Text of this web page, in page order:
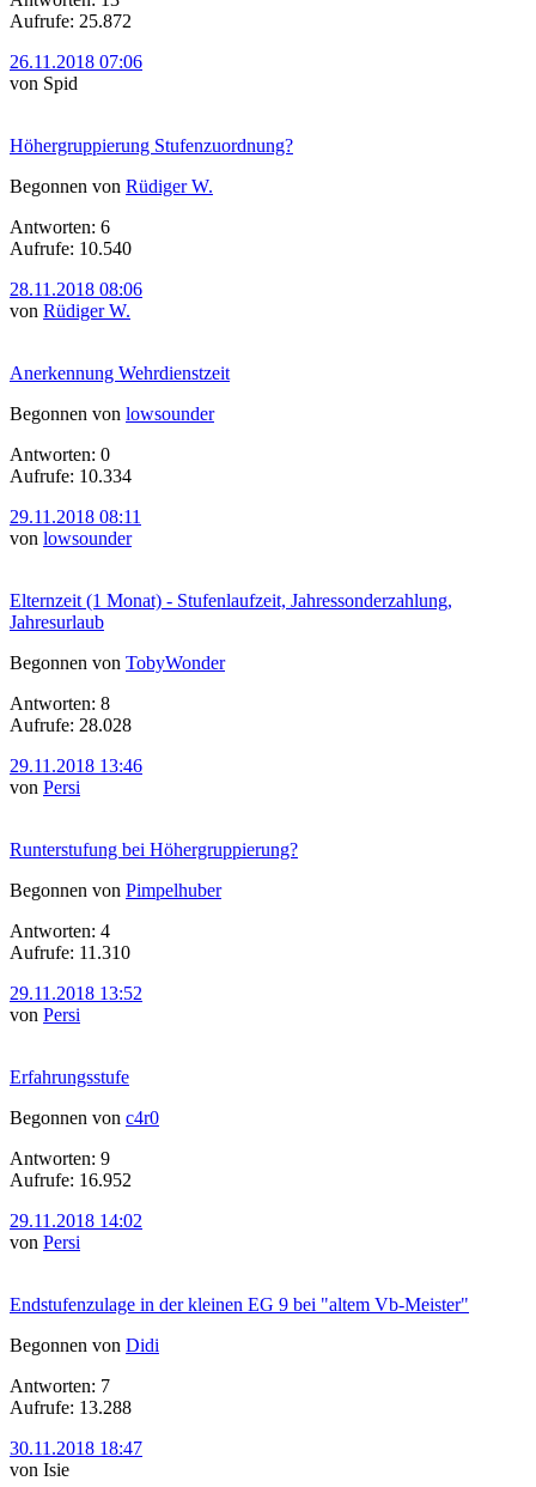
Aufrufe: 25.872
26.11.2018 07:06
von Spid
Höhergruppierung Stufenzuordnung?
Begonnen von Rüdiger W.
Antworten: 6
Aufrufe: 10.540
28.11.2018 08:06
von Rüdiger W.
Anerkennung Wehrdienstzeit
Begonnen von lowsounder
Antworten: 0
Aufrufe: 10.334
29.11.2018 08:11
von lowsounder
Elternzeit (1 Monat) - Stufenlaufzeit, Jahressonderzahlung,
Jahresurlaub
Begonnen von TobyWonder
Antworten: 8
Aufrufe: 28.028
29.11.2018 13:46
von Persi
Runterstufung bei Höhergruppierung?
Begonnen von Pimpelhuber
Antworten: 4
Aufrufe: 11.310
29.11.2018 13:52
von Persi
Erfahrungsstufe
Begonnen von c4r0
Antworten: 9
Aufrufe: 16.952
29.11.2018 14:02
von Persi
Endstufenzulage in der kleinen EG 9 bei "altem Vb-Meister"
Begonnen von Didi
Antworten: 7
Aufrufe: 13.288
30.11.2018 18:47
von Isie